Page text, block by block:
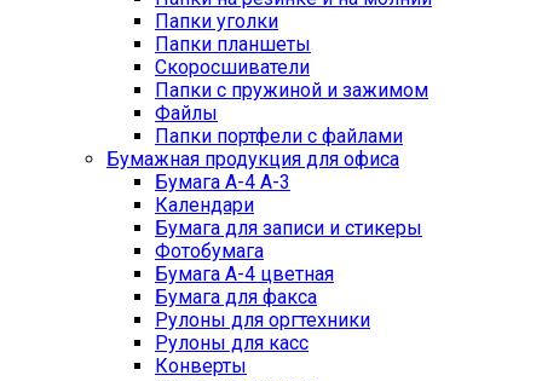
Папки уголки
Папки планшеты
Скоросшиватели
Папки с пружиной и зажимом
Файлы
Папки портфели с файлами
Бумажная продукция для офиса
Бумага А-4 А-3
Календари
Бумага для записи и стикеры
Фотобумага
Бумага А-4 цветная
Бумага для факса
Рулоны для оргтехники
Рулоны для касс
Конверты